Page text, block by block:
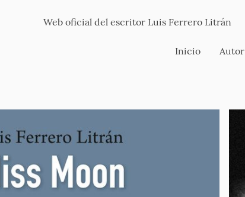
Web oficial del escritor Luis Ferrero Litrán
Inicio Autor